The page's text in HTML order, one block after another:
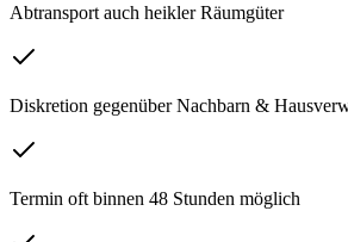
Abtransport auch heikler Räumgüter
Diskretion gegenüber Nachbarn &
Termin oft binnen 48 Stunden möglich